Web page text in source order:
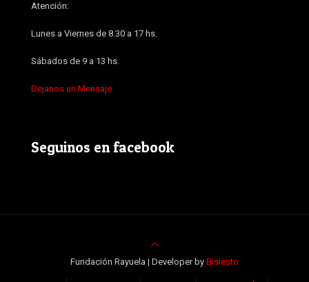
Atención:
Lunes a Viernes de 8.30 a 17 hs.
Sábados de 9 a 13 hs.
Dejanos un Mensaje
Seguinos en facebook
Fundación Rayuela | Developer by Bisiesto